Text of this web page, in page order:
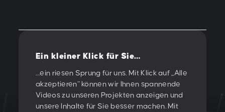
Ein kleiner Klick für Sie…
…ein riesen Sprung für uns. Mit Klick auf „Alle
akzeptieren“ können wir Ihnen spannende
Videos zu unseren Projekten anzeigen und
unsere Inhalte für Sie besser machen. Mit
Vorherige/Nächste